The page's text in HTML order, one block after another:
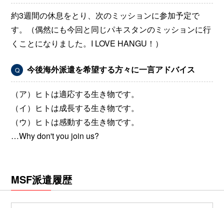
約3週間の休息をとり、次のミッションに参加予定で
す。（偶然にも今回と同じパキスタンのミッションに行
くことになりました。I LOVE HANGU！）
Q 今後海外派遣を希望する方々に一言アドバイス
（ア）ヒトは適応する生き物です。
（イ）ヒトは成長する生き物です。
（ウ）ヒトは感動する生き物です。
…Why don't you join us?
MSF派遣履歴